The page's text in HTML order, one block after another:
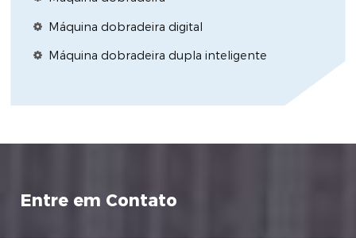
Máquina dobradeira digital
Máquina dobradeira dupla inteligente
Entre em Contato